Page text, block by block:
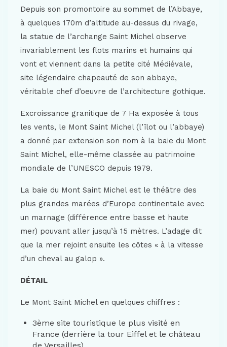
Depuis son promontoire au sommet de l’Abbaye,
à quelques 170m d’altitude au-dessus du rivage,
la statue de l’archange Saint Michel observe
invariablement les flots marins et humains qui
vont et viennent dans la petite cité Médiévale,
site légendaire chapeauté de son abbaye,
véritable chef d’oeuvre de l’architecture gothique.
Excroissance granitique de 7 Ha exposée à tous
les vents, le Mont Saint Michel (l’îlot ou l’abbaye)
a donné par extension son nom à la baie du Mont
Saint Michel, elle-même classée au patrimoine
mondiale de l’UNESCO depuis 1979.
La baie du Mont Saint Michel est le théâtre des
plus grandes marées d’Europe continentale avec
un marnage (différence entre basse et haute
mer) pouvant aller jusqu’à 15 mètres. L’adage dit
que la mer rejoint ensuite les côtes « à la vitesse
d’un cheval au galop ».
DÉTAIL
Le Mont Saint Michel en quelques chiffres :
3ème site touristique le plus visité en
France (derrière la tour Eiffel et le château